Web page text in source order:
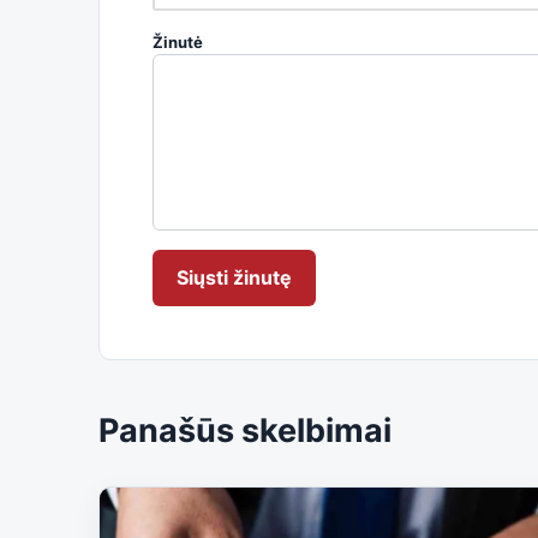
Žinutė
Siųsti žinutę
Panašūs skelbimai